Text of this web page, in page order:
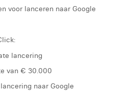
voor lanceren naar Google
lancering
van € 30.000
naar Google